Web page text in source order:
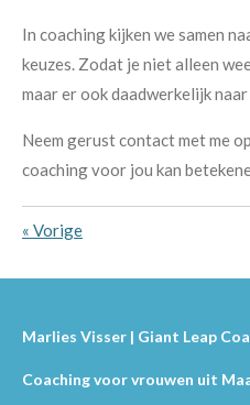
In coaching kijken we samen
keuzes. Zodat je niet alleen
maar er ook daadwerkelijk
Neem gerust contact met me
coaching voor jou kan
« Vorige
Marlies Visser | Giant Leap
Coaching voor vrouwen uit